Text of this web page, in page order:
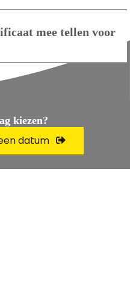
mee tellen voor
kiezen?
datum